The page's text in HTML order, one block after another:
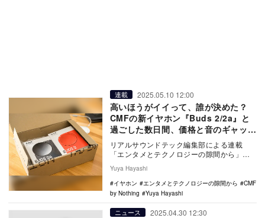
連載 2025.05.10 12:00
高いほうがイイって、誰が決めた？
CMFの新イヤホン『Buds 2/2a』と
過ごした数日間、価格と音のギャップ
にやられた話
リアルサウンドテック編集部による連載
「エンタメとテクノロジーの隙間から」。
YouTubeやTi…
Yuya Hayashi
イヤホン
エンタメとテクノロジーの隙間から
CMF
by Nothing
Yuya Hayashi
ニュース 2025.04.30 12:30